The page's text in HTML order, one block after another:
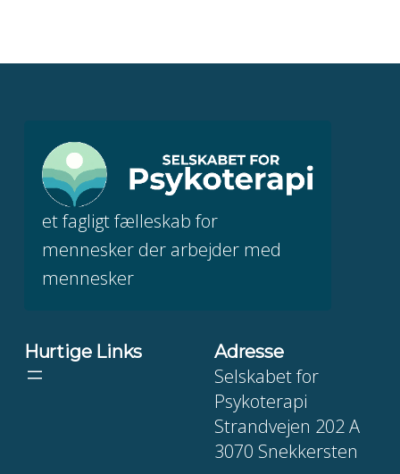
et fagligt fælleskab for
mennesker der arbejder med
mennesker
Hurtige Links Adresse
Selskabet for
Psykoterapi
Strandvejen 202 A
3070 Snekkersten